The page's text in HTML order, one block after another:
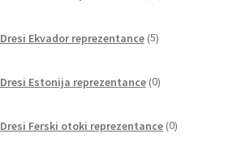
Dresi Ekvador reprezentance 5izdelkov
Dresi Estonija reprezentance 0izdelkov
Dresi Ferski otoki reprezentance 0izdelkov